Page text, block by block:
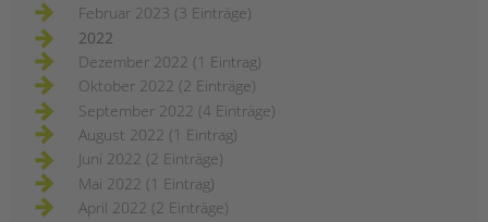
Februar 2023 (3 Einträge)
2022
Dezember 2022 (1 Eintrag)
Oktober 2022 (2 Einträge)
September 2022 (4 Einträge)
August 2022 (1 Eintrag)
Juni 2022 (2 Einträge)
Mai 2022 (1 Eintrag)
April 2022 (2 Einträge)